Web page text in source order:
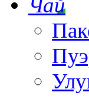
Чай